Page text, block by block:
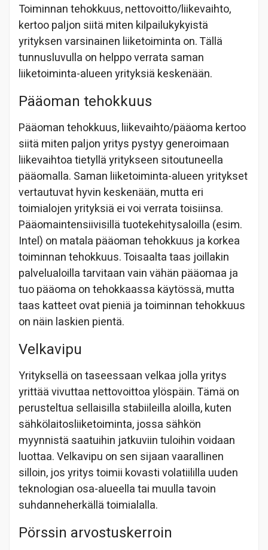
Toiminnan tehokkuus, nettovoitto/liikevaihto,
kertoo paljon siitä miten kilpailukykyistä
yrityksen varsinainen liiketoiminta on. Tällä
tunnusluvulla on helppo verrata saman
liiketoiminta-alueen yrityksiä keskenään.
Pääoman tehokkuus
Pääoman tehokkuus, liikevaihto/pääoma kertoo
siitä miten paljon yritys pystyy generoimaan
liikevaihtoa tietyllä yritykseen sitoutuneella
pääomalla. Saman liiketoiminta-alueen yritykset
vertautuvat hyvin keskenään, mutta eri
toimialojen yrityksiä ei voi verrata toisiinsa.
Pääomaintensiivisillä tuotekehitysaloilla (esim.
Intel) on matala pääoman tehokkuus ja korkea
toiminnan tehokkuus. Toisaalta taas joillakin
palvelualoilla tarvitaan vain vähän pääomaa ja
tuo pääoma on tehokkaassa käytössä, mutta
taas katteet ovat pieniä ja toiminnan tehokkuus
on näin laskien pientä.
Velkavipu
Yrityksellä on taseessaan velkaa jolla yritys
yrittää vivuttaa nettovoittoa ylöspäin. Tämä on
perusteltua sellaisilla stabiileilla aloilla, kuten
sähkölaitosliiketoiminta, jossa sähkön
myynnistä saatuihin jatkuviin tuloihin voidaan
luottaa. Velkavipu on sen sijaan vaarallinen
silloin, jos yritys toimii kovasti volatiililla uuden
teknologian osa-alueella tai muulla tavoin
suhdanneherkällä toimialalla.
Pörssin arvostuskerroin